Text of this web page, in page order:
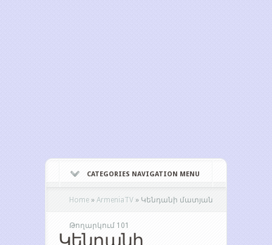
CATEGORIES NAVIGATION MENU
Home » ArmeniaTV » Կենդանի մատյան
Թողարկում 101
Կենդանի